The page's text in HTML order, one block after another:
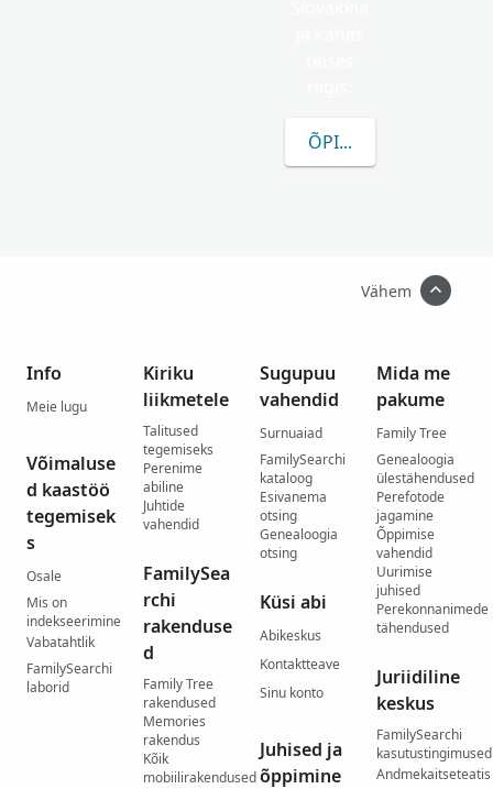
ÕPI ROHKEM
Vähem
Info
Meie lugu
Võimaluse
d kaastöö
tegemisek
s
Osale
Mis on
indekseerimine
Vabatahtlik
FamilySearchi
laborid
Kiriku
liikmetele
Talitused
tegemiseks
Perenime
abiline
Juhtide
vahendid
FamilySea
rchi
rakenduse
d
Family Tree
rakendused
Memories
rakendus
Kõik
mobiilirakendused
Sugupuu
vahendid
Surnuaiad
FamilySearchi
kataloog
Esivanema
otsing
Genealoogia
otsing
Küsi abi
Abikeskus
Kontaktteave
Sinu konto
Juhised ja
õppimine
Mida me
pakume
Family Tree
Genealoogia
ülestähendused
Perefotode
jagamine
Õppimise
vahendid
Uurimise
juhised
Perekonnanimede
tähendused
Juriidiline
keskus
FamilySearchi
kasutustingimused
Andmekaitseteatis